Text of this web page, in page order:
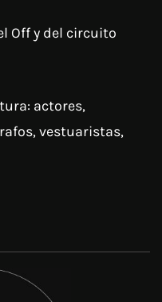
Off y del circuito
actores,
vestuaristas,